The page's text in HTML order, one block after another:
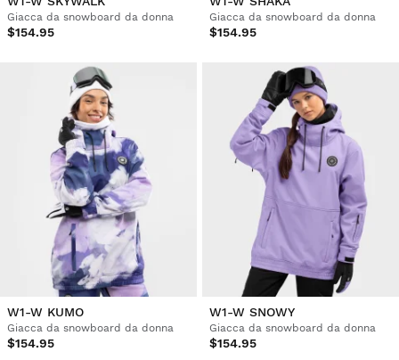
Giacca da snowboard da donna
$154.95
Giacca da snowboard da donna
$154.95
W1-W KUMO
Giacca da snowboard da donna
$154.95
W1-W SNOWY
Giacca da snowboard da donna
$154.95